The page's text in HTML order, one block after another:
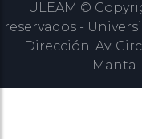
ULEAM ©
reservados -
Dirección: Av.
Manta